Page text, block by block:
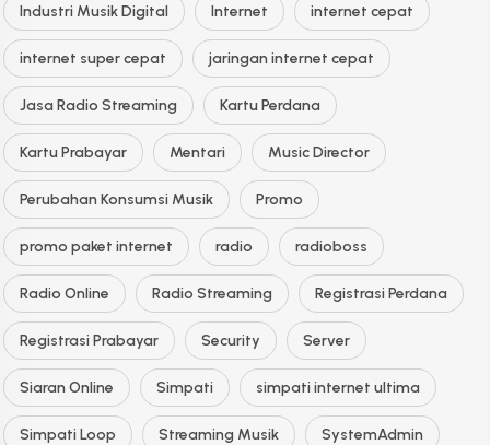
Industri Musik Digital Internet internet cepat
internet super cepat jaringan internet cepat
Jasa Radio Streaming Kartu Perdana
Kartu Prabayar Mentari Music Director
Perubahan Konsumsi Musik Promo
promo paket internet radio radioboss
Radio Online Radio Streaming Registrasi Perdana
Registrasi Prabayar Security Server
Siaran Online Simpati simpati internet ultima
Simpati Loop Streaming Musik SystemAdmin